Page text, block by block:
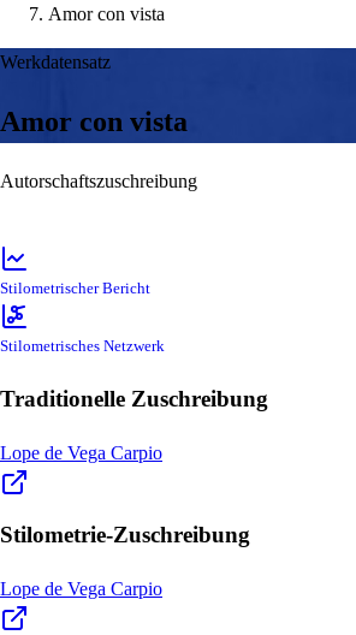
Amor con vista
Werkdatensatz
Amor con vista
Autorschaftszuschreibung
Stilometrischer Bericht
Stilometrisches Netzwerk
Traditionelle Zuschreibung
Lope de Vega Carpio
Stilometrie-Zuschreibung
Lope de Vega Carpio